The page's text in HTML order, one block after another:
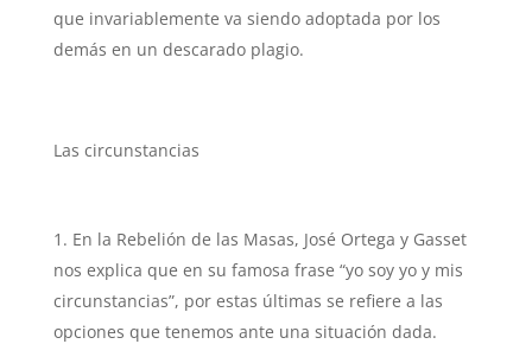
que invariablemente va siendo adoptada por los
demás en un descarado plagio.
Las circunstancias
En la Rebelión de las Masas, José Ortega y Gasset
nos explica que en su famosa frase “yo soy yo y mis
circunstancias”, por estas últimas se refiere a las
opciones que tenemos ante una situación dada.